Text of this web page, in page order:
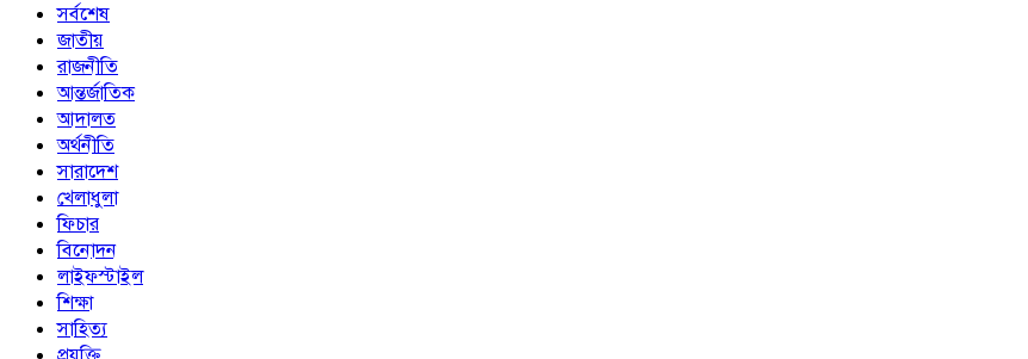
সর্বশেষ
জাতীয়
রাজনীতি
আন্তর্জাতিক
আদালত
অর্থনীতি
সারাদেশ
খেলাধুলা
ফিচার
বিনোদন
লাইফস্টাইল
শিক্ষা
সাহিত্য